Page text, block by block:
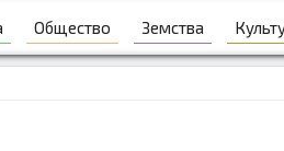
Общество Земства